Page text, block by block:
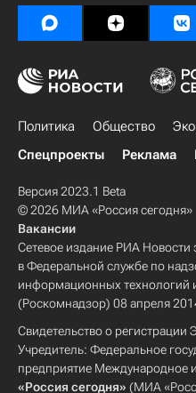
Политика Общество
Спецпроекты
Реклама
Версия 2023.1 Beta
© 2026 МИА «Россия сегодня»
Вакансии
Сетевое издание РИА Новости
в Федеральной службе по
информационных технологий
(Роскомнадзор) 08 апреля
Свидетельство о
Учредитель: Федеральное
предприятие Международное
«Россия сегодня» (МИА